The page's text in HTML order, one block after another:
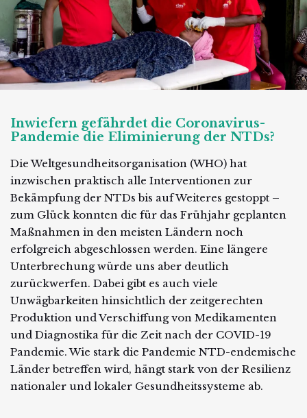
Inwiefern gefährdet die Coronavirus-
Pandemie die Eliminierung der NTDs?
Die Weltgesundheitsorganisation (WHO) hat
inzwischen praktisch alle Interventionen zur
Bekämpfung der NTDs bis auf Weiteres gestoppt –
zum Glück konnten die für das Frühjahr geplanten
Maßnahmen in den meisten Ländern noch
erfolgreich abgeschlossen werden. Eine längere
Unterbrechung würde uns aber deutlich
zurückwerfen. Dabei gibt es auch viele
Unwägbarkeiten hinsichtlich der zeitgerechten
Produktion und Verschiffung von Medikamenten
und Diagnostika für die Zeit nach der COVID-19
Pandemie. Wie stark die Pandemie NTD-endemische
Länder betreffen wird, hängt stark von der Resilienz
nationaler und lokaler Gesundheitssysteme ab.